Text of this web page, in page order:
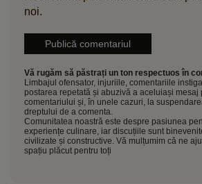
noi.
Vă rugăm să păstrați un ton respectuos în
Limbajul ofensator, injuriile, comentariile
postarea repetată și abuzivă a aceluiași mesaj
comentariului și, în unele cazuri, la
dreptului de a comenta.
Comunitatea noastră este despre pasiunea
experiențe culinare, iar discuțiile sunt
civilizate și constructive. Vă mulțumim că ne
spațiu plăcut pentru toți